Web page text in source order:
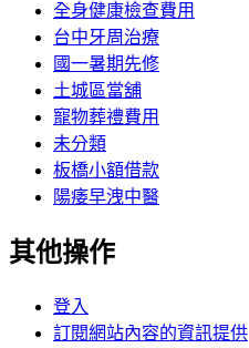
全身健康檢查費用
台中牙周治療
國一暑期先修
土城區當舖
寵物葬禮費用
未分類
板橋小額借款
陽痿早洩中醫
其他操作
登入
訂閱網站內容的資訊提供